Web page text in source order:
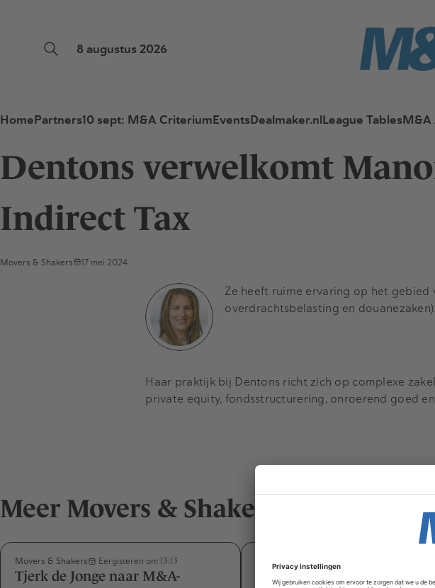
8 augustus 2026
HomePartners10 sept: M&A CriteriumEventsDealmaker.nlLeague TablesM&A
Dentons verwelkomt
Indirect Tax
Movers & Shakers 17 mei 2024
Ze heeft ruime ervaring op het gebied
overdrachtsbelasting en douanezaken).
Haar praktijk bij Dentons richt zich op complexe
private equity, fondsstructurering, onroerend goed
Meer Movers & Shakers
Movers & Shakers Eergisteren om 13:13
Tjerk de Jonge naar M&A-
Movers & Shakers
Désirée van Boxtel versterkt